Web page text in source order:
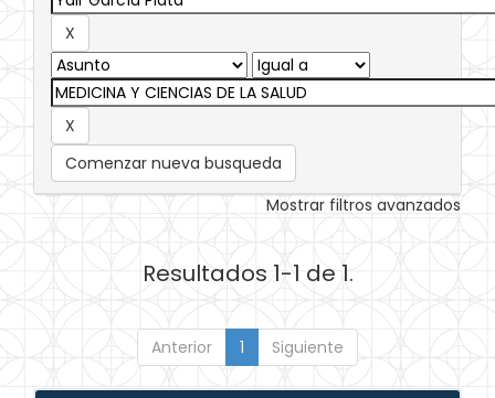
Comenzar nueva busqueda
Mostrar filtros avanzados
Resultados 1-1 de 1.
Anterior 1 Siguiente